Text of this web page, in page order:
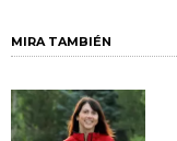
MIRA TAMBIÉN